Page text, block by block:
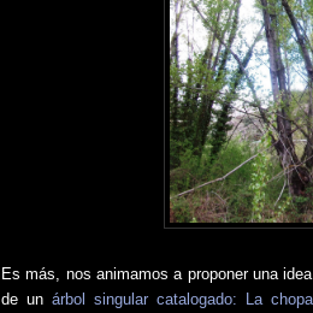
Es más, nos animamos a proponer una
de un árbol singular catalogado: La